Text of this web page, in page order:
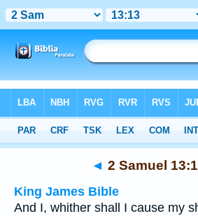
Multilingual > 2 Samuel 13:13
◄ 2 Samuel
King James Bible
And I, whither shall I cause my